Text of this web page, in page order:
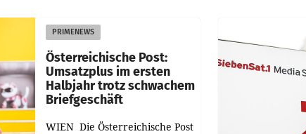
PRIMENEWS
Österreichische Post:
Umsatzplus im ersten
Halbjahr trotz schwachem
Briefgeschäft
WIEN Die Österreichische Post